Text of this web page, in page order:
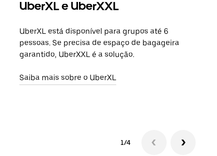
UberXL e UberXXL
UberXL está disponível para grupos até 6
pessoas. Se precisa de espaço de bagageira
garantido, UberXXL é a solução.
Saiba mais sobre o UberXL
1/4